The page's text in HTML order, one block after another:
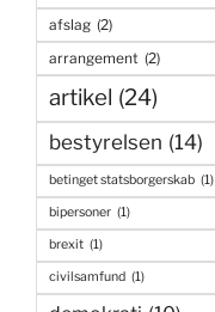
afslag (2)
arrangement (2)
artikel (24)
bestyrelsen (14)
betinget statsborgerskab (1)
bipersoner (1)
brexit (1)
civilsamfund (1)